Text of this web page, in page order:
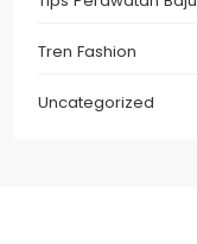
Tren Fashion
Uncategorized